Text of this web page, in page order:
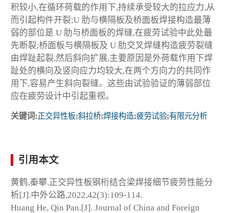
积较小,在循环荷载的作用下,持续承受较大的拉应力,从
而引起构件开裂;U 肋与横隔板及桥面板焊接构造最薄
弱的部位是 U 肋与桥面板的焊缝,在疲劳试验中此处最
先断裂;桥面板与横隔板及 U 肋交叉焊缝构造疲劳裂缝
由焊趾起裂,然后斜向扩展,主要原因是外荷载作用下焊
趾处的横向及竖向应力均较大,在两个方向力的共同作
用下,容易产生斜向裂缝。这些由试验验证的薄弱部位
应在疲劳设计中引起重视。
关键词:正交异性板;斜拉桥;焊接构造;疲劳试验;有限元分析
引用本文
黄鹤,秦攀.正交异性板钢桁结合梁焊接细节疲劳性能分
析[J].中外公路,2022,42(3):109-114.
Huang He, Qin Pan.[J]. Journal of China and Foreign